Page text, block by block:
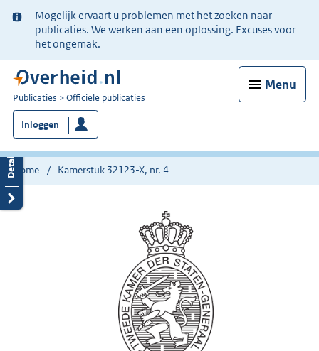
Ter
informatie:
Mogelijk ervaart u problemen met het zoeken naar
publicaties. We werken aan een oplossing. Excuses voor
het ongemak.
Menu
U
bent
nu
hier:
Publicaties Officiële publicaties
Inloggen
Home Kamerstuk 32123-X, nr. 4